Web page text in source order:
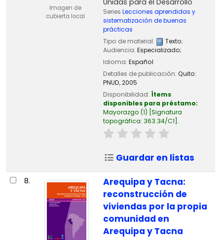
Imagen de
cubierta local
Series Lecciones aprendidas y
sistematización de buenas
prácticas
Tipo de material:
Texto;
Audiencia: Especializado;
Idioma: Español
Detalles de publicación: Quito:
PNUD,2005
Disponibilidad: Ítems
disponibles para préstamo:
Mayorazgo (1) Signatura
topográfica: 363.34/C1 .
Guardar en listas
8.
Arequipa y Tacna:
reconstrucción de
viviendas por la propia
comunidad en
Arequipa y Tacna